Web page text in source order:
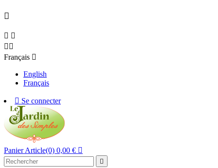

 
 
Français 
English
Français
 Se connecter
PanierArticle(0) 0,00 € 
